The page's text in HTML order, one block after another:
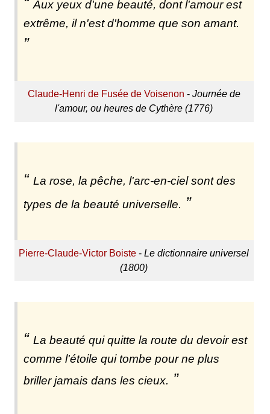
Aux yeux d'une beauté, dont l'amour est
extrême, il n'est d'homme que son amant.
Claude-Henri de Fusée de Voisenon - Journée de
l'amour, ou heures de Cythère (1776)
La rose, la pêche, l'arc-en-ciel sont des
types de la beauté universelle.
Pierre-Claude-Victor Boiste -Le dictionnaire universel
(1800)
La beauté qui quitte la route du devoir est
comme l'étoile qui tombe pour ne plus
briller jamais dans les cieux.